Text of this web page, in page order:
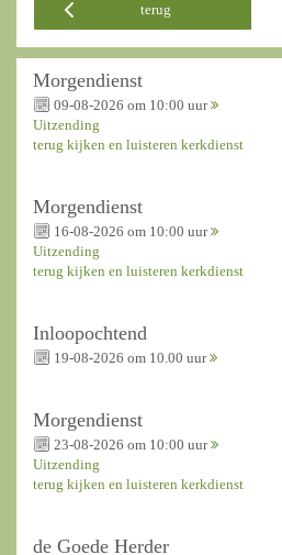
terug
Morgendienst
09-08-2026 om 10:00 uur
Uitzending
terug kijken en luisteren kerkdienst
Morgendienst
16-08-2026 om 10:00 uur
Uitzending
terug kijken en luisteren kerkdienst
Inloopochtend
19-08-2026 om 10.00 uur
Morgendienst
23-08-2026 om 10:00 uur
Uitzending
terug kijken en luisteren kerkdienst
de Goede Herder